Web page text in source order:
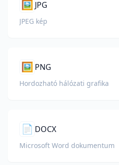
🖼️ JPG
JPEG kép
🖼️ PNG
Hordozható hálózati grafika
📄 DOCX
Microsoft Word dokumentum